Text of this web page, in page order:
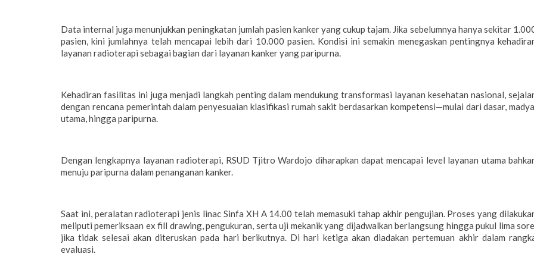
Data internal juga menunjukkan peningkatan jumlah pasien kanker yang cukup tajam. Jika sebelumnya hanya sekitar
pasien, kini jumlahnya telah mencapai lebih dari 10.000 pasien. Kondisi ini semakin menegaskan pentingnya
layanan radioterapi sebagai bagian dari layanan kanker yang paripurna.
Kehadiran fasilitas ini juga menjadi langkah penting dalam mendukung transformasi layanan kesehatan nasional,
dengan rencana pemerintah dalam penyesuaian klasifikasi rumah sakit berdasarkan kompetensi—mulai dari dasar,
utama, hingga paripurna.
Dengan lengkapnya layanan radioterapi, RSUD Tjitro Wardojo diharapkan dapat mencapai level layanan utama
menuju paripurna dalam penanganan kanker.
Saat ini, peralatan radioterapi jenis linac Sinfa XH A 14.00 telah memasuki tahap akhir pengujian. Proses yang
meliputi pemeriksaan ex fill drawing, pengukuran, serta uji mekanik yang dijadwalkan berlangsung hingga pukul lima
jika tidak selesai akan diteruskan pada hari berikutnya. Di hari ketiga akan diadakan pertemuan akhir dalam
evaluasi.